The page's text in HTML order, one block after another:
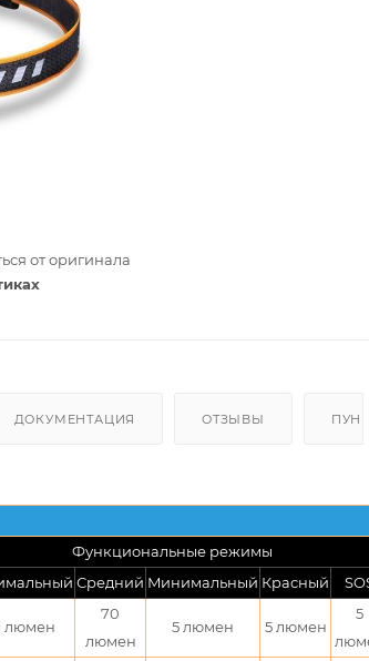
от оригинала
ДОКУМЕНТАЦИЯ ОТЗЫВЫ
Функциональные режимы
Средний Минимальный Красный
люмен
70
люмен
5 люмен 5 люмен
5